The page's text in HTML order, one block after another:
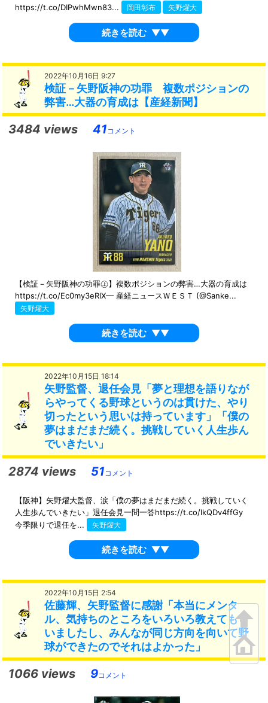
https://t.co/DIPwhMwn83...
岡田彰布 矢野燿大
続きを読む ▼▼
2022年10月16日 9:27
検証－矢野阪神の功罪 複数ポジションの
弊害…大器の育成は【産経新聞】
3484 views 41 コメント
【検証－矢野阪神の功罪㊤】複数ポジションの弊害…大器の育成は
https://t.co/Ec0my3eRlX— 産経ニュースＷＥＳＴ (@Sanke...
矢野燿大
続きを読む ▼▼
2022年10月15日 18:14
矢野監督、退任会見「夢と理想を語りなが
らやってくる野球というのは貫けた、やり
切ったという思いは持っています」「僕の
夢はまだまだ続く。挑戦していく人生歩ん
でいきたい」
2874 views 51 コメント
【阪神】矢野燿大監督、涙「僕の夢はまだまだ続く。挑戦していく
人生歩んでいきたい」退任会見一問一答https://t.co/lkQDv4ffGy
今季限りで退任を...
矢野燿大
続きを読む ▼▼
2022年10月15日 2:54
佐藤輝、矢野監督に感謝「本当にメンタ
ル、気持ちのところをいろいろ教えてもら
いましたし、みんなが同じ方向を向いて野
球ができたのでそれはよかった」
1066 views 9コメント